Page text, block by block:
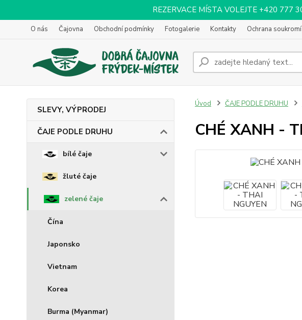
REZERVACE MÍSTA VOLEJTE +420 777
O nás Čajovna Obchodní podmínky Fotogalerie Kontakty Ochrana soukromí
SLEVY, VÝPRODEJ
ČAJE PODLE DRUHU
bílé čaje
žluté čaje
zelené čaje
Čína
Japonsko
Vietnam
Korea
Burma (Myanmar)
Úvod ČAJE PODLE DRUHU
CHÉ XANH -